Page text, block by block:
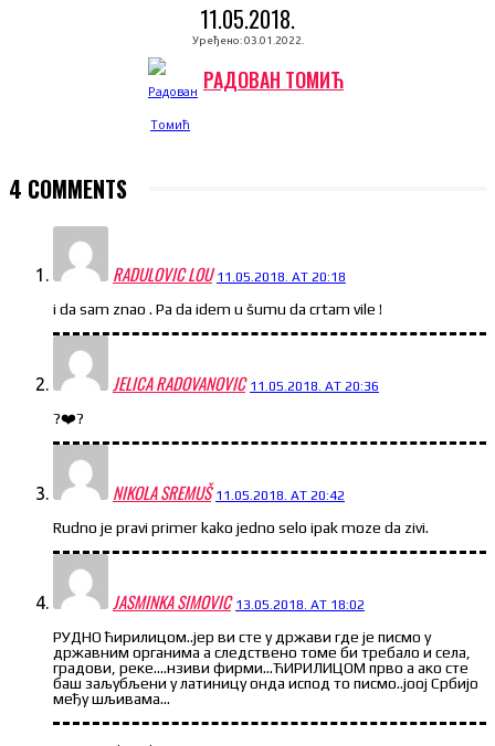
11.05.2018.
Уређено: 03.01.2022.
РАДОВАН ТОМИЋ
4 COMMENTS
RADULOVIC LOU 11.05.2018. AT 20:18
i da sam znao . Pa da idem u šumu da crtam vile !
JELICA RADOVANOVIC 11.05.2018. AT 20:36
?❤️?
NIKOLA SREMUŠ 11.05.2018. AT 20:42
Rudno je pravi primer kako jedno selo ipak moze da zivi.
JASMINKA SIMOVIC 13.05.2018. AT 18:02
РУДНО ћирилицом..јер ви сте у држави где је писмо у
државним органима а следствено томе би требало и села,
градови, реке….нзиви фирми…ЋИРИЛИЦОМ прво а ако сте
баш заљубљени у латиницу онда испод то писмо..јоој Србијо
међу шљивама…